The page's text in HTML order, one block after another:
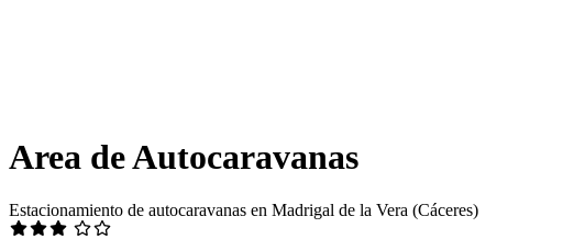
Area de Autocaravanas
Estacionamiento de autocaravanas en Madrigal de la Vera (Cáceres)